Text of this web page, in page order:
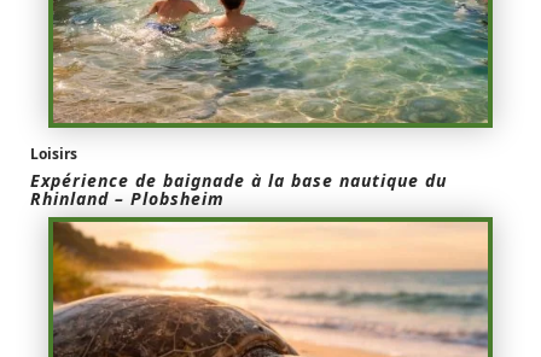
Loisirs
Expérience de baignade à la base nautique du
Rhinland – Plobsheim